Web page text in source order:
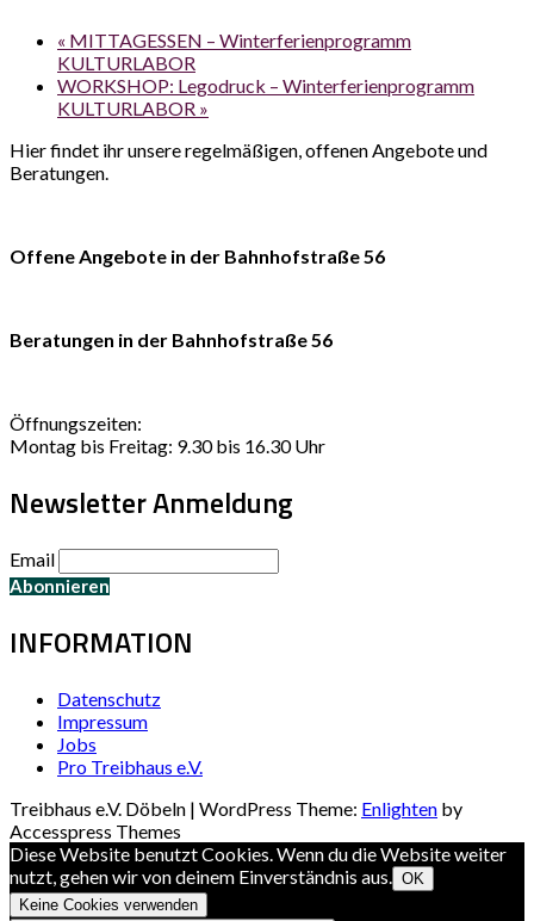
« MITTAGESSEN – Winterferienprogramm
KULTURLABOR
WORKSHOP: Legodruck – Winterferienprogramm
KULTURLABOR »
Hier findet ihr unsere regelmäßigen, offenen Angebote und
Beratungen.
Offene Angebote in der Bahnhofstraße 56
Beratungen in der Bahnhofstraße 56
Öffnungszeiten:
Montag bis Freitag: 9.30 bis 16.30 Uhr
Newsletter Anmeldung
Email
INFORMATION
Datenschutz
Impressum
Jobs
Pro Treibhaus e.V.
Treibhaus e.V. Döbeln | WordPress Theme: Enlighten by
Accesspress Themes
Diese Website benutzt Cookies. Wenn du die Website weiter
nutzt, gehen wir von deinem Einverständnis aus.
OK
Keine Cookies verwenden